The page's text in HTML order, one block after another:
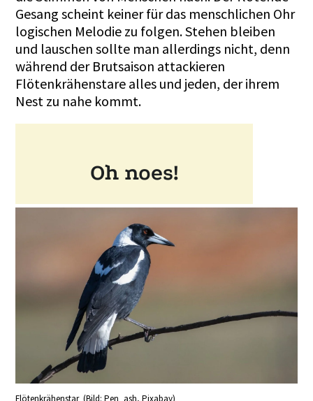
Gesang scheint keiner für das menschlichen Ohr
logischen Melodie zu folgen. Stehen bleiben
und lauschen sollte man allerdings nicht, denn
während der Brutsaison attackieren
Flötenkrähenstare alles und jeden, der ihrem
Nest zu nahe kommt.